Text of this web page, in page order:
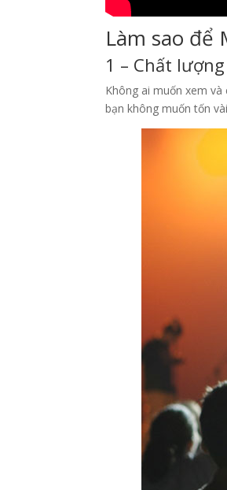
Làm sao để
1 – Chất
Không ai muốn xem
bạn không muốn tốn